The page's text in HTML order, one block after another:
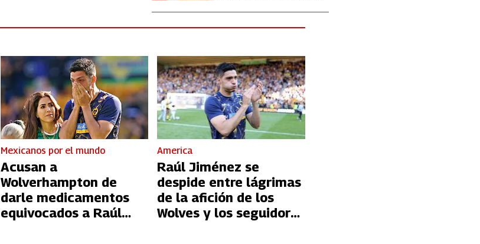
Mexicanos por el mundo
Acusan a
Wolverhampton de
darle medicamentos
equivocados a Raúl
America
Raúl Jiménez se
despide entre lágrimas
de la afición de los
Wolves y los seguidores